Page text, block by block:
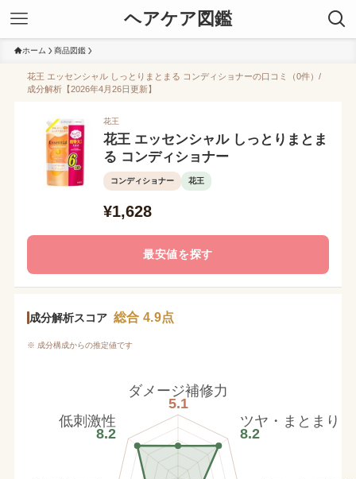
ヘアケア図鑑
ホーム 商品図鑑
花王 エッセンシャル しっとりまとまる コンディショナーの口コミ（0件）/
成分解析【2026年4月26日更新】
花王
花王 エッセンシャル しっとりまとま
る コンディショナー
コンディショナー 花王
¥1,628
最安値を探す
成分解析スコア 総合 4.9点
※ 成分構成からの推定値です
ダメージ補修力
5.1
ツヤ・まとまり
8.2
低刺激性
8.2